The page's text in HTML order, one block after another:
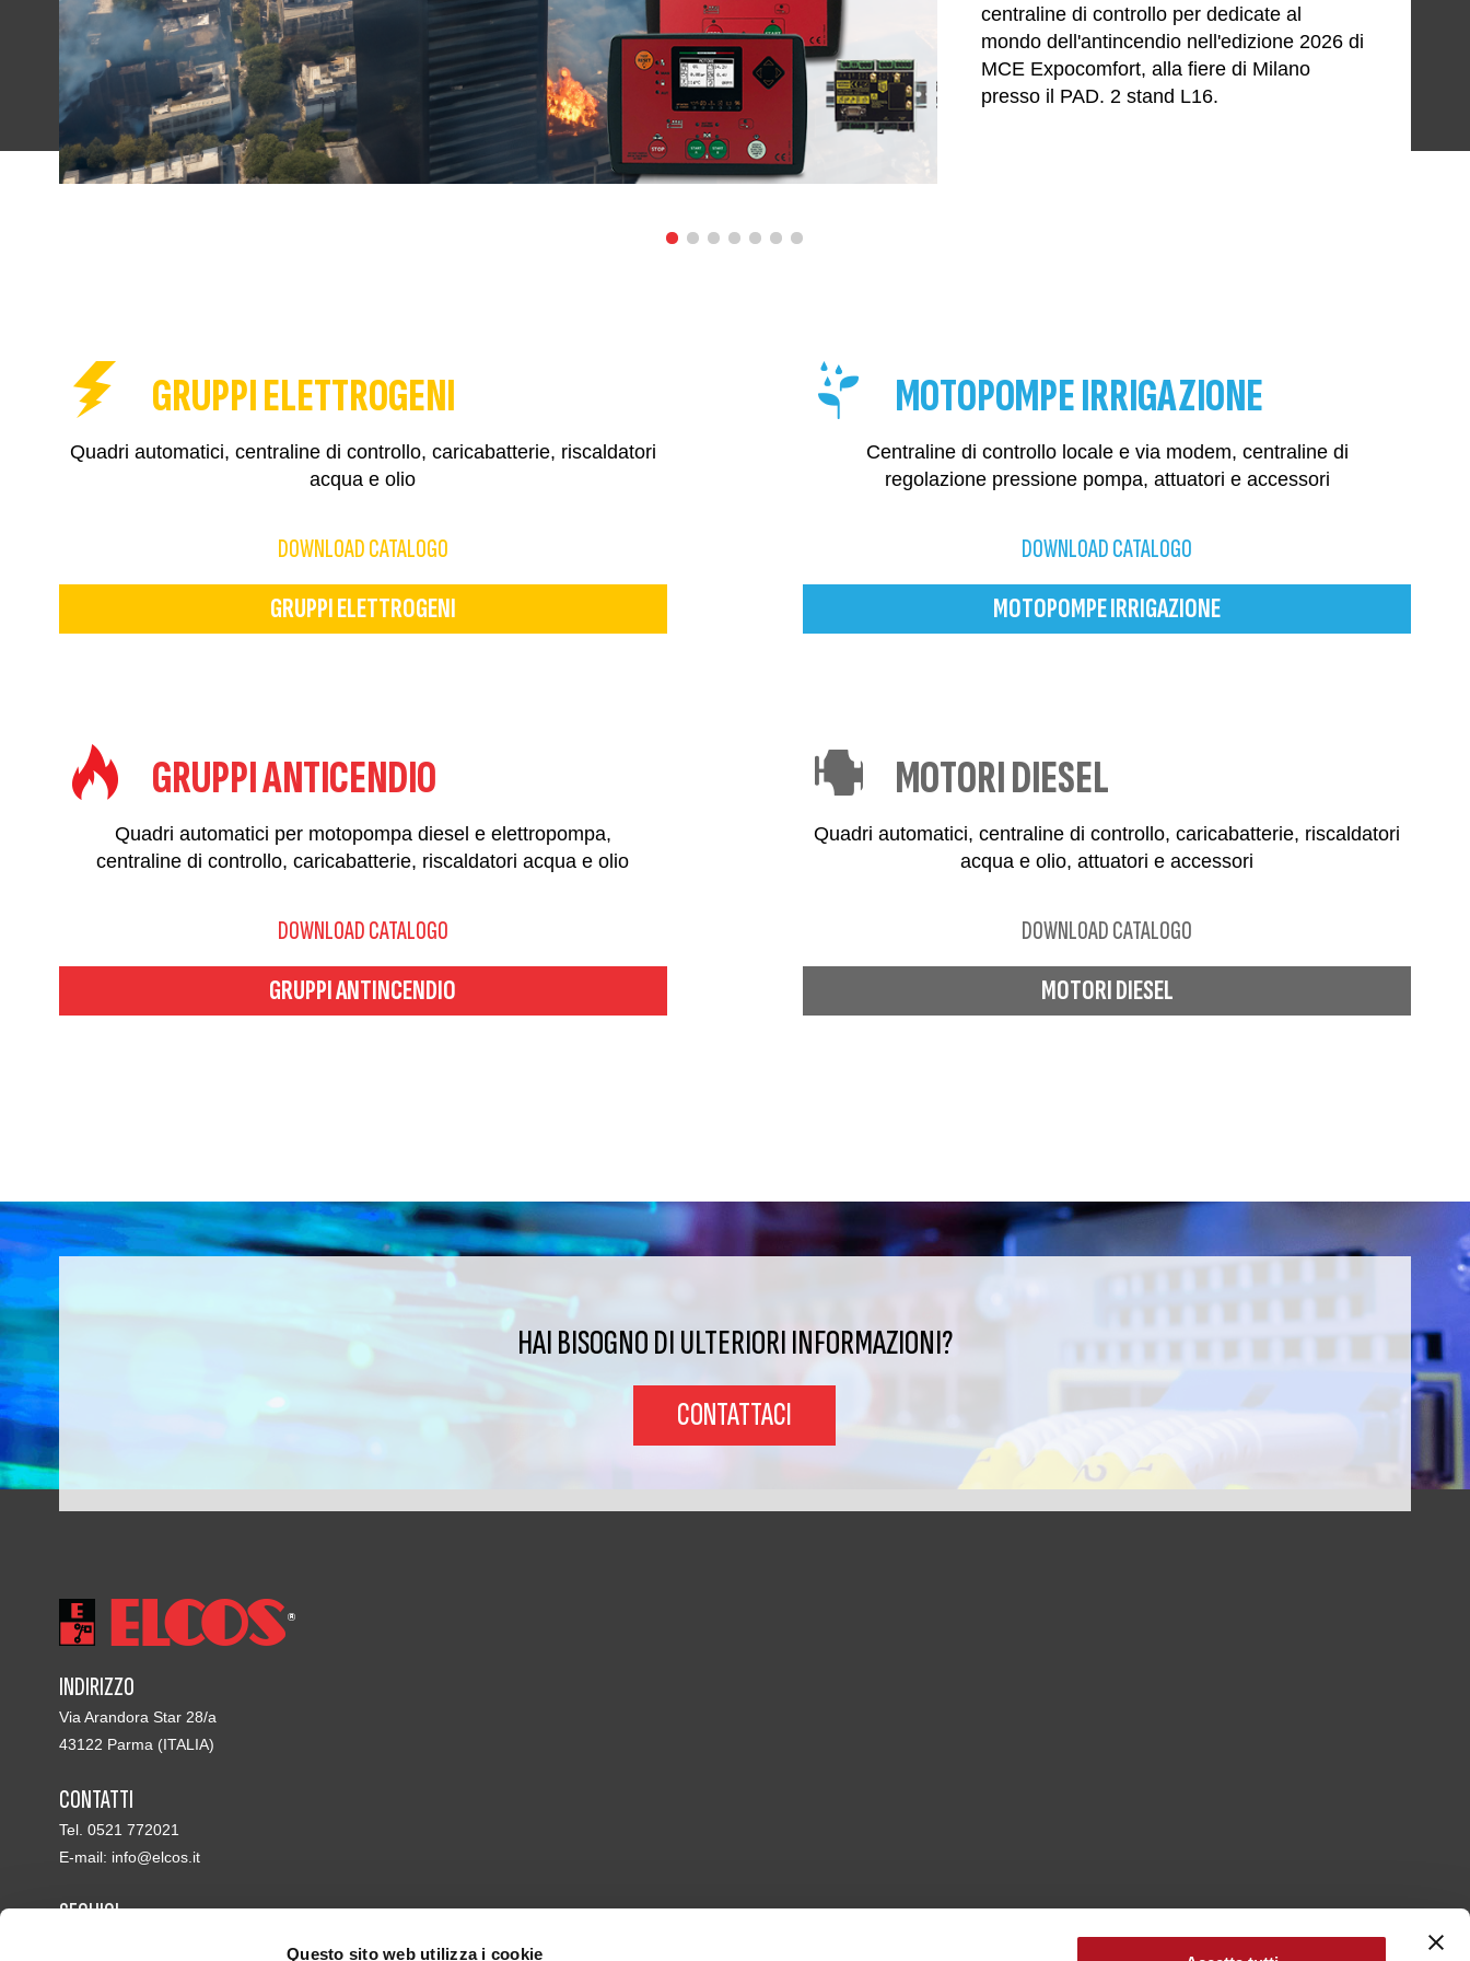
Questo sito web utilizza i cookie
centraline di controllo per dedicate al
mondo dell'antincendio nell'edizione 2026 di
MCE Expocomfort, alla fiere di Milano
presso il PAD. 2 stand L16.
GRUPPI ELETTROGENI
Quadri automatici, centraline di controllo, caricabatterie, riscaldatori
acqua e olio
DOWNLOAD CATALOGO
GRUPPI ELETTROGENI
MOTOPOMPE IRRIGAZIONE
Centraline di controllo locale e via modem, centraline di
regolazione pressione pompa, attuatori e accessori
DOWNLOAD CATALOGO
MOTOPOMPE IRRIGAZIONE
GRUPPI ANTICENDIO
Quadri automatici per motopompa diesel e elettropompa,
centraline di controllo, caricabatterie, riscaldatori acqua e olio
DOWNLOAD CATALOGO
GRUPPI ANTINCENDIO
MOTORI DIESEL
Quadri automatici, centraline di controllo, caricabatterie, riscaldatori
acqua e olio, attuatori e accessori
DOWNLOAD CATALOGO
MOTORI DIESEL
HAI BISOGNO DI ULTERIORI INFORMAZIONI?
CONTATTACI
INDIRIZZO
Via Arandora Star 28/a
43122 Parma (ITALIA)
CONTATTI
Tel. 0521 772021
E-mail: info@elcos.it
SEGUICI